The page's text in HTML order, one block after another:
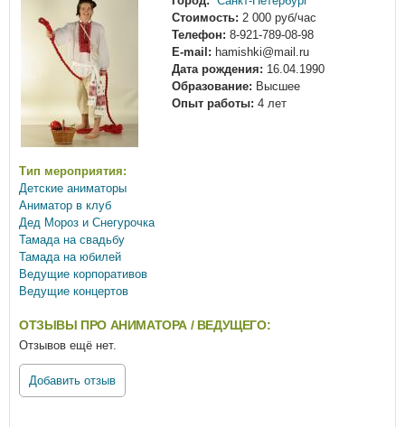
Стоимость: 2 000 руб/час
Телефон: 8-921-789-08-98
E-mail: hamishki@mail.ru
Дата рождения: 16.04.1990
Образование: Высшее
Опыт работы: 4 лет
Тип мероприятия:
Детские аниматоры
Аниматор в клуб
Дед Мороз и Снегурочка
Тамада на свадьбу
Тамада на юбилей
Ведущие корпоративов
Ведущие концертов
ОТЗЫВЫ ПРО АНИМАТОРА / ВЕДУЩЕГО:
Отзывов ещё нет.
Добавить отзыв